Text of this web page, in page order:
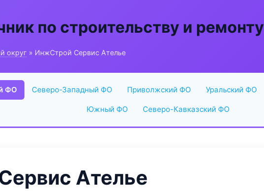
по строительству и ремонту
округ » ИнжСтрой Сервис Ателье
ФО Северо-Западный ФО Приволжский ФО Уральский ФО
Южный ФО Северо-Кавказский ФО
Ателье